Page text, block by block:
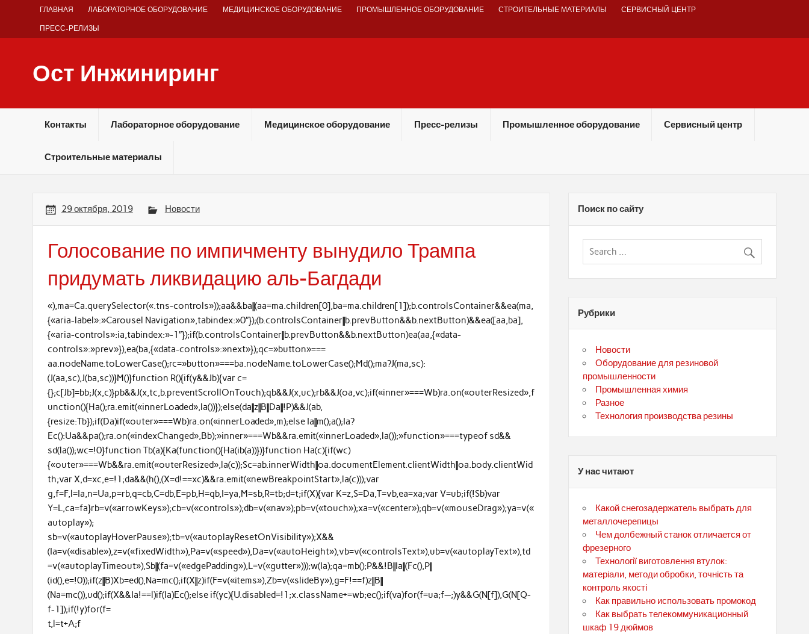
ГЛАВНАЯ ЛАБОРАТОРНОЕ ОБОРУДОВАНИЕ МЕДИЦИНСКОЕ ОБОРУДОВАНИЕ ПРОМЫШЛЕННОЕ ОБОРУДОВАНИЕ СТРОИТЕЛЬНЫЕ МАТЕРИАЛЫ СЕРВИСНЫЙ ЦЕНТР
ПРЕСС-РЕЛИЗЫ
Ост Инжиниринг
Контакты Лабораторное оборудование Медицинское оборудование Пресс-релизы Промышленное оборудование Сервисный центр
Строительные материалы
29 октября, 2019 Новости
Голосование по импичменту вынудило Трампа
придумать ликвидацию аль-Багдади
«),ma=Ca.querySelector(«.tns-controls»));aa&&ba||(aa=ma.children[0],ba=ma.children[1]);b.controlsContainer&&ea(ma,
{«aria-label»:»Carousel Navigation»,tabindex:»0″});(b.controlsContainer||b.prevButton&&b.nextButton)&&ea([aa,ba],
{«aria-controls»:ia,tabindex:»-1″});if(b.controlsContainer||b.prevButton&&b.nextButton)ea(aa,{«data-
controls»:»prev»}),ea(ba,{«data-controls»:»next»});qc=»button»===
aa.nodeName.toLowerCase();rc=»button»===ba.nodeName.toLowerCase();Md();ma?J(ma,sc):
(J(aa,sc),J(ba,sc))}M()}function R(){if(y&&Jb){var c=
{};c[Jb]=bb;J(x,c)}pb&&J(x,tc,b.preventScrollOnTouch);qb&&J(x,uc);rb&&J(oa,vc);if(«inner»===Wb)ra.on(«outerResized»,f
unction(){Ha();ra.emit(«innerLoaded»,la())});else(da||z||B||Da||!P)&&J(ab,
{resize:Tb});if(Da)if(«outer»===Wb)ra.on(«innerLoaded»,m);else Ia||m();a();Ia?
Ec():Ua&&pa();ra.on(«indexChanged»,Bb);»inner»===Wb&&ra.emit(«innerLoaded»,la());»function»===typeof sd&&
sd(la());wc=!0}function Tb(a){Ka(function(){Ha(ib(a))})}function Ha(c){if(wc)
{«outer»===Wb&&ra.emit(«outerResized»,la(c));Sc=ab.innerWidth||oa.documentElement.clientWidth||oa.body.clientWid
th;var X,d=xc,e=!1;da&&(h(),(X=d!==xc)&&ra.emit(«newBreakpointStart»,la(c)));var
g,f=F,l=Ia,n=Ua,p=rb,q=cb,C=db,E=pb,H=qb,I=ya,M=sb,R=tb;d=t;if(X){var K=z,S=Da,T=vb,ea=xa;var V=ub;if(!Sb)var
Y=L,ca=fa}rb=v(«arrowKeys»);cb=v(«controls»);db=v(«nav»);pb=v(«touch»);xa=v(«center»);qb=v(«mouseDrag»);ya=v(«
autoplay»);
sb=v(«autoplayHoverPause»);tb=v(«autoplayResetOnVisibility»);X&&
(Ia=v(«disable»),z=v(«fixedWidth»),Pa=v(«speed»),Da=v(«autoHeight»),vb=v(«controlsText»),ub=v(«autoplayText»),td
=v(«autoplayTimeout»),Sb||(fa=v(«edgePadding»),L=v(«gutter»)));w(Ia);qa=mb();P&&!B||Ia||(Fc(),P||
(id(),e=!0));if(z||B)Xb=ed(),Na=mc();if(X||z)if(F=v(«items»),Zb=v(«slideBy»),g=F!==f)z||B||
(Na=mc()),ud();if(X&&Ia!==l)if(Ia)Ec();else if(yc){U.disabled=!1;x.className+=wb;ec();if(va)for(f=ua;f—;)y&&G(N[f]),G(N[Q-
f-1]);if(!y)for(f=
t,l=t+A;f
Поиск по сайту
Рубрики
Новости
Оборудование для резиновой
промышленности
Промышленная химия
Разное
Технология производства резины
У нас читают
Какой снегозадержатель выбрать для
металлочерепицы
Чем долбежный станок отличается от
фрезерного
Технології виготовлення втулок:
матеріали, методи обробки, точність та
контроль якості
Как правильно использовать промокод
Как выбрать телекоммуникационный
шкаф 19 дюймов